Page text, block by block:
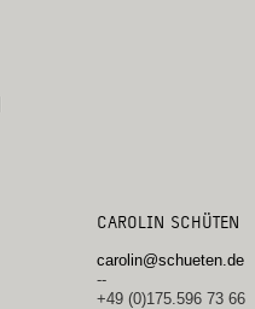
CAROLIN SCHÜTEN
carolin@schueten.de
--
+49 (0)175.596 73 66